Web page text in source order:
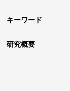
キーワード
研究概要